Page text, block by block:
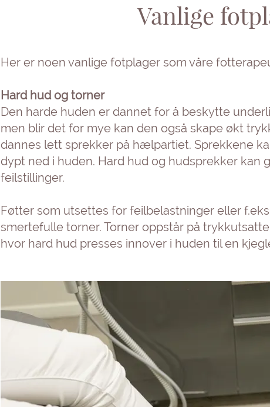
Vanlige
Her er noen vanlige fotplager som våre
Hard hud og torner
Den harde huden er dannet for å beskytte
men blir det for mye kan den også skape økt
dannes lett sprekker på hælpartiet. Sprekkene
dypt ned i huden. Hard hud og hudsprekker kan
feilstillinger.
Føtter som utsettes for feilbelastninger eller
smertefulle torner. Torner oppstår på
hvor hard hud presses innover i huden til en